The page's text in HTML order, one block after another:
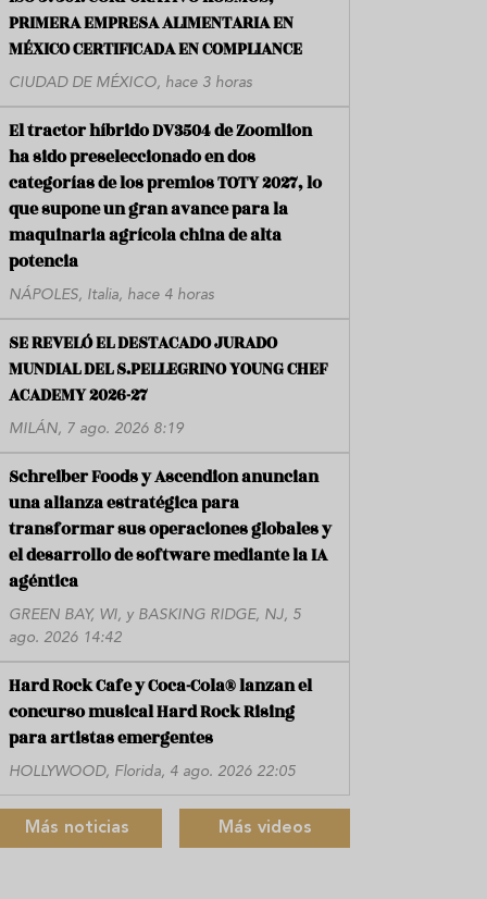
PRIMERA EMPRESA ALIMENTARIA EN
MÉXICO CERTIFICADA EN COMPLIANCE
CIUDAD DE MÉXICO, hace 3 horas
El tractor híbrido DV3504 de Zoomlion
ha sido preseleccionado en dos
categorías de los premios TOTY 2027, lo
que supone un gran avance para la
maquinaria agrícola china de alta
potencia
NÁPOLES, Italia, hace 4 horas
SE REVELÓ EL DESTACADO JURADO
MUNDIAL DEL S.PELLEGRINO YOUNG CHEF
ACADEMY 2026-27
MILÁN, 7 ago. 2026 8:19
Schreiber Foods y Ascendion anuncian
una alianza estratégica para
transformar sus operaciones globales y
el desarrollo de software mediante la IA
agéntica
GREEN BAY, WI, y BASKING RIDGE, NJ, 5
ago. 2026 14:42
Hard Rock Cafe y Coca-Cola® lanzan el
concurso musical Hard Rock Rising
para artistas emergentes
HOLLYWOOD, Florida, 4 ago. 2026 22:05
Más noticias Más videos